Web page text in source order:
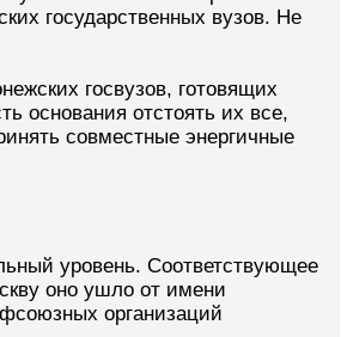
государственных вузов. Не
госвузов, готовящих
основания отстоять их все,
совместные энергичные
уровень. Соответствующее
оно ушло от имени
организаций